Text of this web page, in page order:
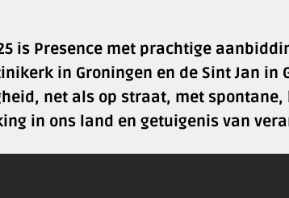
is Presence met prachtige
in Groningen en de Sint Jan in
net als op straat, met
in ons land en getuigenis van